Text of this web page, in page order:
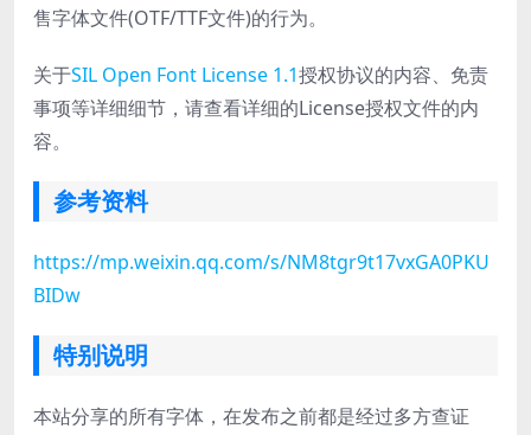
售字体文件(OTF/TTF文件)的行为。
关于SIL Open Font License 1.1授权协议的内容、免责
事项等详细细节，请查看详细的License授权文件的内
容。
参考资料
https://mp.weixin.qq.com/s/NM8tgr9t17vxGA0PKU
BIDw
特别说明
本站分享的所有字体，在发布之前都是经过多方查证